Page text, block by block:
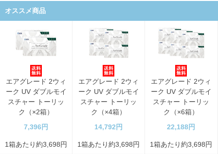
オススメ商品
エアグレード 2ウィ
ーク UV ダブルモイ
スチャー トーリッ
ク（×2箱）
7,396円
1箱あたり約3,698円
エアグレード 2ウィ
ーク UV ダブルモイ
スチャー トーリッ
ク（×4箱）
14,792円
1箱あたり約3,698円
エアグレード 2ウィ
ーク UV ダブルモイ
スチャー トーリッ
ク（×6箱）
22,188円
1箱あたり約3,698円